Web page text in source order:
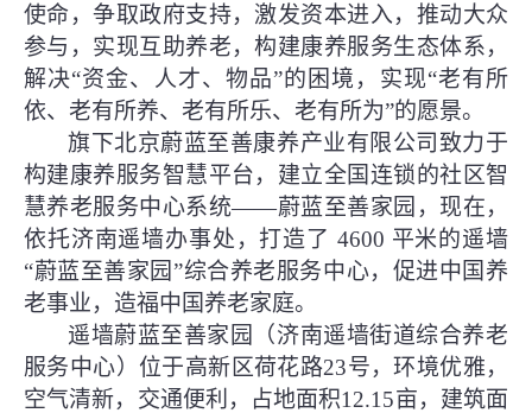
使命，争取政府支持，激发资本进入，推动大众
参与，实现互助养老，构建康养服务生态体系，
解决“资金、人才、物品”的困境，实现“老有所
依、老有所养、老有所乐、老有所为”的愿景。
旗下北京蔚蓝至善康养产业有限公司致力于
构建康养服务智慧平台，建立全国连锁的社区智
慧养老服务中心系统——蔚蓝至善家园，现在，
依托济南遥墙办事处，打造了 4600 平米的遥墙
“蔚蓝至善家园”综合养老服务中心，促进中国养
老事业，造福中国养老家庭。
遥墙蔚蓝至善家园（济南遥墙街道综合养老
服务中心）位于高新区荷花路23号，环境优雅，
空气清新，交通便利，占地面积12.15亩，建筑面